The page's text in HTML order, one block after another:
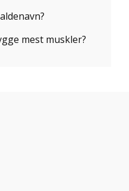
mest muskler?